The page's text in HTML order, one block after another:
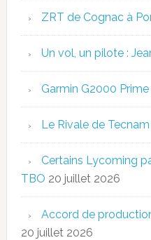
ZRT de Cognac à
Un vol, un pilote :
Garmin G2000 Prime
Le Rivale de Tecnam
Certains Lycoming
TBO 20 juillet 2026
Accord de
20 juillet 2026